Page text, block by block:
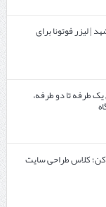
| لیزر فوتونا برای
طرفه تا دو طرفه،
کلاس طراحی سایت